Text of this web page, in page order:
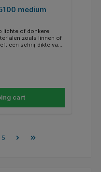
medium
lichte of donkere
zoals linnen of
een schrijfdikte van
geurloos en
verschillende
cart
5